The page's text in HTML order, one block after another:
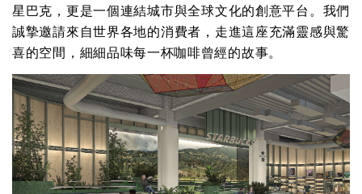
星巴克，更是一個連結城市與全球文化的創意平台。我們
誠摯邀請來自世界各地的消費者，走進這座充滿靈感與驚
喜的空間，細細品味每一杯咖啡曾經的故事。